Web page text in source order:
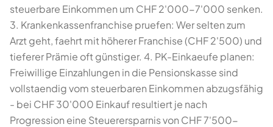
steuerbare Einkommen um CHF 2'000-7'000 senken.
3. Krankenkassenfranchise pruefen: Wer selten zum
Arzt geht, faehrt mit höherer Franchise (CHF 2'500) und
tieferer Prämie oft günstiger. 4. PK-Einkaeufe planen:
Freiwillige Einzahlungen in die Pensionskasse sind
vollstaendig vom steuerbaren Einkommen abzugsfähig
- bei CHF 30'000 Einkauf resultiert je nach
Progression eine Steuerersparnis von CHF 7'500-